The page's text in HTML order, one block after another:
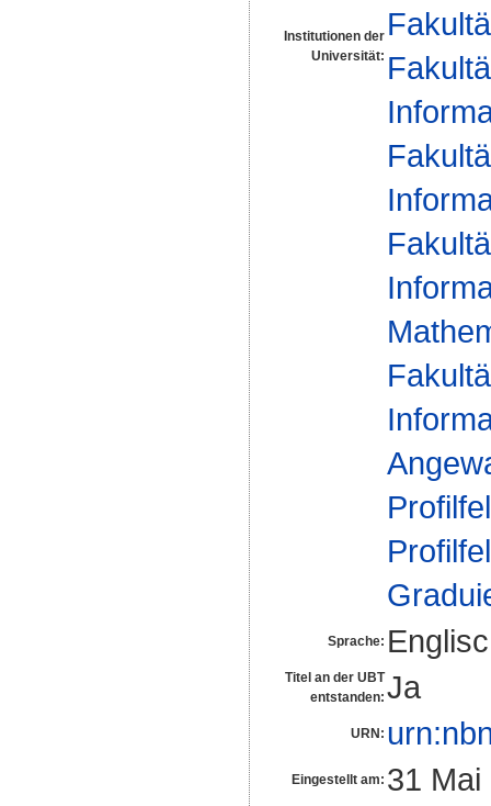
Institutionen der
Universität:
Sprache:
Titel an der UBT
entstanden: Ja
URN:
Eingestellt am: 31 Mai